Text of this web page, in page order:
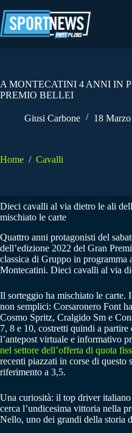
al
contenuto
A MONTECATINI 4 ANNI IN
PREMIO BELLEI
Giusi Carbone 18
Home / Cavalli
Dieci cavalli al via dietro le ali
mischiato le carte
Quattro anni protagonisti del
dell’edizione 2022 del Gran
classica di Gruppo in programma
Montecatini. Dieci cavalli al via
Il sorteggio ha mischiato le
non semplici: Corsaronero Font
Cosmo Spritz, Cralgido Sm e
7, 8 e 10, costretti quindi a
l’antepost virtuale e informativo
nel settore dell’offerta di quota
recenti piazzati in corse di questo
riferimento a 3,5.
Una curiosità: il top driver
cerca l’undicesima vittoria nella
Nello, uno dei grandi della storia